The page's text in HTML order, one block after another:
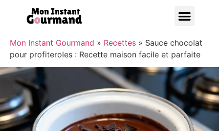
Mon Instant Gourmand » Recettes » Sauce chocolat
pour profiteroles : Recette maison facile et parfaite